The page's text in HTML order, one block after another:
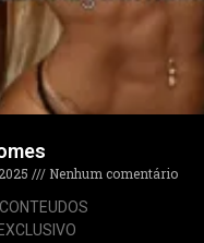
Nenhum comentário